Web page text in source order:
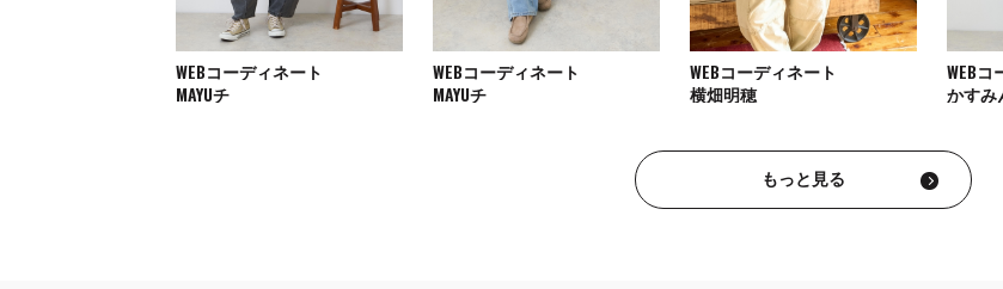
WEBコーディネート
MAYUチ
WEBコーディネート
MAYUチ
WEBコーディネート
横畑明穂
WEB
かすみ
もっと見る